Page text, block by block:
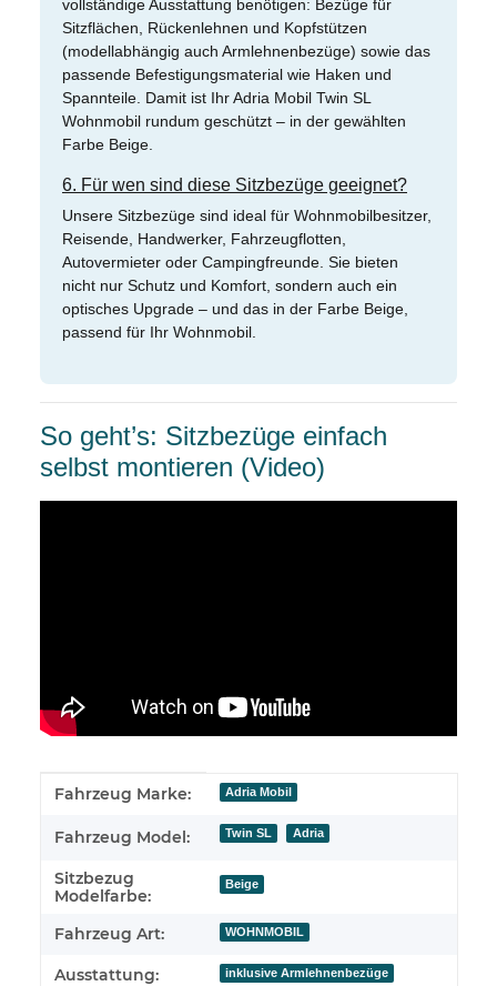
vollständige Ausstattung benötigen: Bezüge für
Sitzflächen, Rückenlehnen und Kopfstützen
(modellabhängig auch Armlehnenbezüge) sowie das
passende Befestigungsmaterial wie Haken und
Spannteile. Damit ist Ihr Adria Mobil Twin SL
Wohnmobil rundum geschützt – in der gewählten
Farbe Beige.
6. Für wen sind diese Sitzbezüge geeignet?
Unsere Sitzbezüge sind ideal für Wohnmobilbesitzer,
Reisende, Handwerker, Fahrzeugflotten,
Autovermieter oder Campingfreunde. Sie bieten
nicht nur Schutz und Komfort, sondern auch ein
optisches Upgrade – und das in der Farbe Beige,
passend für Ihr Wohnmobil.
So geht’s: Sitzbezüge einfach
selbst montieren (Video)
Produkteigenschaft
Wert
Fahrzeug Marke: Adria Mobil
Fahrzeug Model: Twin SL Adria
Sitzbezug
Modelfarbe:
Beige
Fahrzeug Art: WOHNMOBIL
Ausstattung: inklusive Armlehnenbezüge